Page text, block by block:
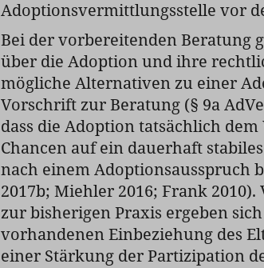
Adoptionsvermittlungsstelle vor
Bei der vorbereitenden Beratung
über die Adoption und ihre
mögliche Alternativen zu einer
Vorschrift zur Beratung (§ 9a
dass die Adoption tatsächlich
Chancen auf ein dauerhaft
nach einem Adoptionsausspruch
2017b; Miehler 2016; Frank
zur bisherigen Praxis ergeben
vorhandenen Einbeziehung des
einer Stärkung der Partizipation